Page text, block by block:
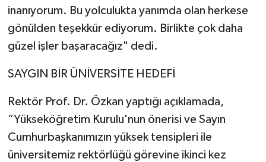
inanıyorum. Bu yolculukta yanımda olan herkese
gönülden teşekkür ediyorum. Birlikte çok daha
güzel işler başaracağız" dedi.
SAYGIN BİR ÜNİVERSİTE HEDEFİ
Rektör Prof. Dr. Özkan yaptığı açıklamada,
“Yükseköğretim Kurulu'nun önerisi ve Sayın
Cumhurbaşkanımızın yüksek tensipleri ile
üniversitemiz rektörlüğü görevine ikinci kez